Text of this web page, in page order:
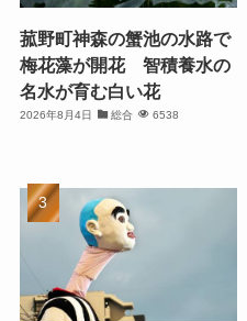
菰野町神森の蟹池の水路で
梅花藻が開花 智積養水の
名水が育む白い花
2026年8月4日 総合 6538